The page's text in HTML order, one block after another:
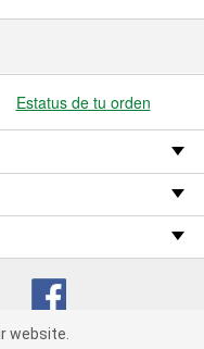
"Accept", you consent
Estatus de tu orden
website.